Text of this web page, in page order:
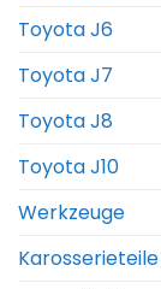
Toyota J6
Toyota J7
Toyota J8
Toyota J10
Werkzeuge
Karosserieteile